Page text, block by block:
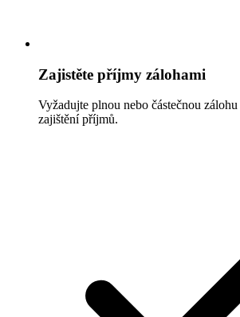
Zajistěte příjmy zálohami
Vyžadujte plnou nebo částečnou
zajištění příjmů.